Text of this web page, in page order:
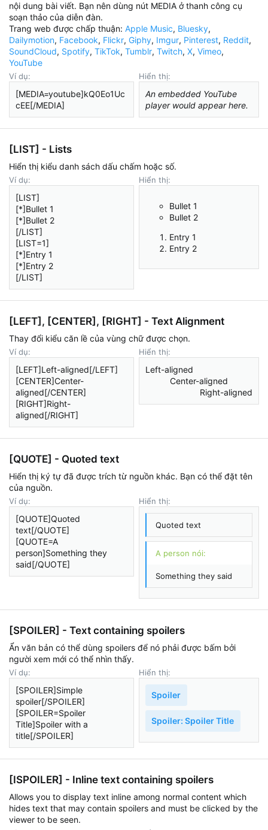
nội dung bài viết. Bạn nên dùng nút MEDIA ở thanh công cụ
soạn thảo của diễn đàn.
Trang web được chấp thuận: Apple Music, Bluesky,
Dailymotion, Facebook, Flickr, Giphy, Imgur, Pinterest, Reddit,
SoundCloud, Spotify, TikTok, Tumblr, Twitch, X, Vimeo,
YouTube
Ví dụ:
[MEDIA=youtube]kQ0Eo1Uc
cEE[/MEDIA]
Hiển thị:
An embedded YouTube
player would appear here.
[LIST] - Lists
Hiển thị kiểu danh sách dấu chấm hoặc số.
Ví dụ:
[LIST]
[*]Bullet 1
[*]Bullet 2
[/LIST]
[LIST=1]
[*]Entry 1
[*]Entry 2
[/LIST]
Hiển thị:
Bullet 1
Bullet 2
Entry 1
Entry 2
[LEFT], [CENTER], [RIGHT] - Text Alignment
Thay đổi kiểu căn lề của vùng chữ được chọn.
Ví dụ:
[LEFT]Left-aligned[/LEFT]
[CENTER]Center-
aligned[/CENTER]
[RIGHT]Right-
aligned[/RIGHT]
Hiển thị:
Left-aligned​
Center-aligned​
Right-aligned​
[QUOTE] - Quoted text
Hiển thị ký tự đã được trích từ nguồn khác. Bạn có thể đặt tên
của nguồn.
Ví dụ:
[QUOTE]Quoted
text[/QUOTE]
[QUOTE=A
person]Something they
said[/QUOTE]
Hiển thị:
Quoted text
A person nói:
Something they said
[SPOILER] - Text containing spoilers
Ẩn văn bản có thể dùng spoilers để nó phải được bấm bởi
người xem mới có thể nhìn thấy.
Ví dụ:
[SPOILER]Simple
spoiler[/SPOILER]
[SPOILER=Spoiler
Title]Spoiler with a
title[/SPOILER]
Hiển thị:
Spoiler
Spoiler: Spoiler Title
[ISPOILER] - Inline text containing spoilers
Allows you to display text inline among normal content which
hides text that may contain spoilers and must be clicked by the
viewer to be seen.